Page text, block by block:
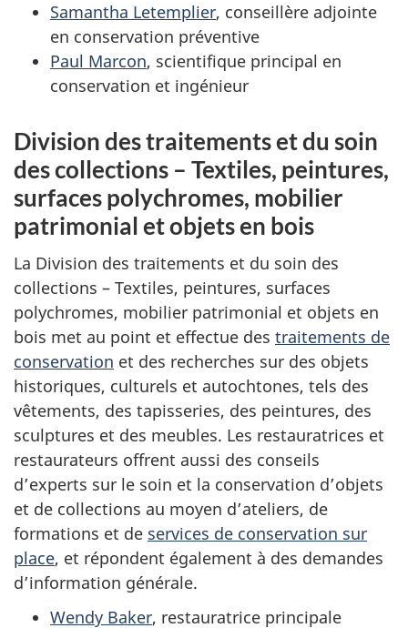
Samantha Letemplier, conseillère adjointe
en conservation préventive
Paul Marcon, scientifique principal en
conservation et ingénieur
Division des traitements et du soin
des collections – Textiles, peintures,
surfaces polychromes, mobilier
patrimonial et objets en bois
La Division des traitements et du soin des
collections – Textiles, peintures, surfaces
polychromes, mobilier patrimonial et objets en
bois met au point et effectue des traitements de
conservation et des recherches sur des objets
historiques, culturels et autochtones, tels des
vêtements, des tapisseries, des peintures, des
sculptures et des meubles. Les restauratrices et
restaurateurs offrent aussi des conseils
d’experts sur le soin et la conservation d’objets
et de collections au moyen d’ateliers, de
formations et de services de conservation sur
place, et répondent également à des demandes
d’information générale.
Wendy Baker, restauratrice principale